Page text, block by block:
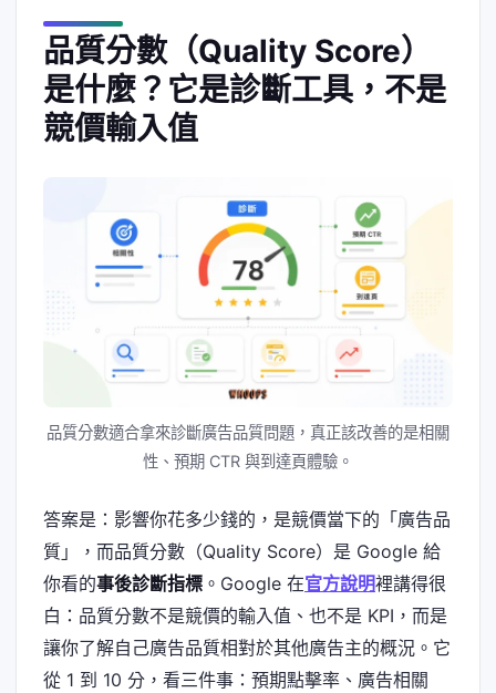
品質分數（Quality Score）
是什麼？它是診斷工具，不是
競價輸入值
品質分數適合拿來診斷廣告品質問題，真正該改善的是相關
性、預期 CTR 與到達頁體驗。
答案是：影響你花多少錢的，是競價當下的「廣告品
質」，而品質分數（Quality Score）是 Google 給
你看的事後診斷指標 。Google 在官方說明裡講得很
白：品質分數不是競價的輸入值、也不是 KPI，而是
讓你了解自己廣告品質相對於其他廣告主的概況。它
從 1 到 10 分，看三件事：預期點擊率、廣告相關